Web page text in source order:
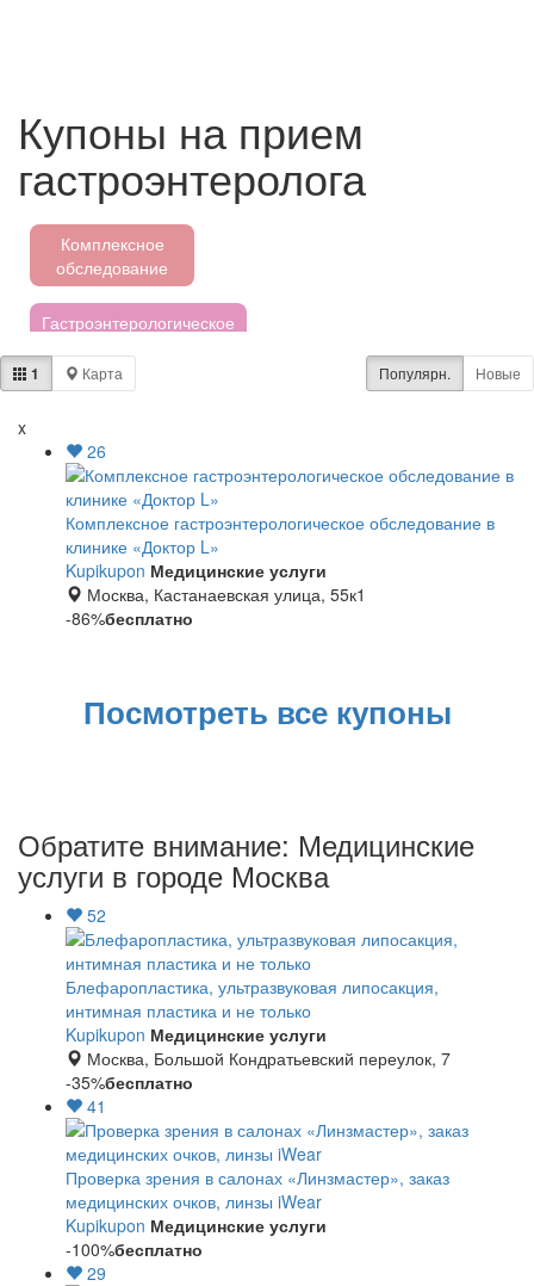
Купоны на прием
гастроэнтеролога
Комплексное
обследование
Гастроэнтерологическое
Пятёрочка
Магнит
Перекресток
Лента
1 Карта Популярн. Новые
x
26
Комплексное гастроэнтерологическое обследование в
клинике «Доктор L»
Kupikupon Медицинские услуги
Москва, Кастанаевская улица, 55к1
-86%бесплатно
Посмотреть все купоны
Обратите внимание: Медицинские
услуги в городе Москва
52
Блефаропластика, ультразвуковая липосакция,
интимная пластика и не только
Kupikupon Медицинские услуги
Москва, Большой Кондратьевский переулок, 7
-35%бесплатно
41
Проверка зрения в салонах «Линзмастер», заказ
медицинских очков, линзы iWear
Kupikupon Медицинские услуги
-100%бесплатно
29